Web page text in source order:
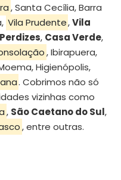
, Santa Cecília, Barra
Vila Prudente,Vila
Perdizes, Casa Verde,
, Ibirapuera,
Higienópolis,
. Cobrimos não só
vizinhas como
, São Caetano do Sul,
, entre outras.